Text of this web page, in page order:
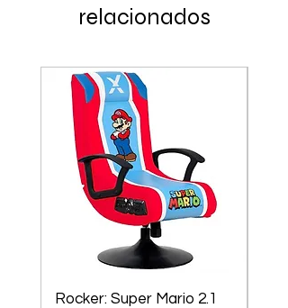
relacionados
Rocker: Super Mario 2.1